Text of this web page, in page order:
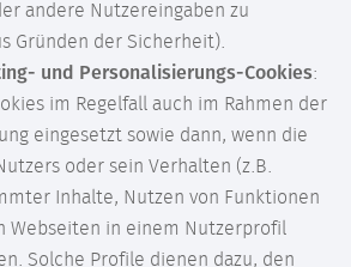
andere Nutzereingaben zu
Gründen der Sicherheit).
und Personalisierungs-Cookies:
im Regelfall auch im Rahmen der
eingesetzt sowie dann, wenn die
oder sein Verhalten (z.B.
Inhalte, Nutzen von Funktionen
Webseiten in einem Nutzerprofil
Solche Profile dienen dazu, den